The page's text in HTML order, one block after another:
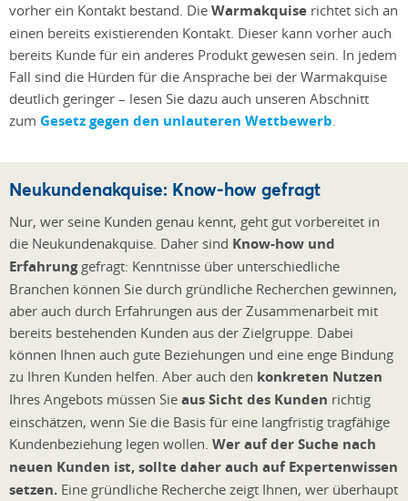
vorher ein Kontakt bestand. Die Warmakquise richtet sich an
einen bereits existierenden Kontakt. Dieser kann vorher auch
bereits Kunde für ein anderes Produkt gewesen sein. In jedem
Fall sind die Hürden für die Ansprache bei der Warmakquise
deutlich geringer – lesen Sie dazu auch unseren Abschnitt
zum Gesetz gegen den unlauteren Wettbewerb.
Neukundenakquise: Know-how gefragt
Nur, wer seine Kunden genau kennt, geht gut vorbereitet in
die Neukundenakquise. Daher sind Know-how und
Erfahrung gefragt: Kenntnisse über unterschiedliche
Branchen können Sie durch gründliche Recherchen gewinnen,
aber auch durch Erfahrungen aus der Zusammenarbeit mit
bereits bestehenden Kunden aus der Zielgruppe. Dabei
können Ihnen auch gute Beziehungen und eine enge Bindung
zu Ihren Kunden helfen. Aber auch den konkreten Nutzen
Ihres Angebots müssen Sie aus Sicht des Kunden richtig
einschätzen, wenn Sie die Basis für eine langfristig tragfähige
Kundenbeziehung legen wollen. Wer auf der Suche nach
neuen Kunden ist, sollte daher auch auf Expertenwissen
setzen. Eine gründliche Recherche zeigt Ihnen, wer überhaupt